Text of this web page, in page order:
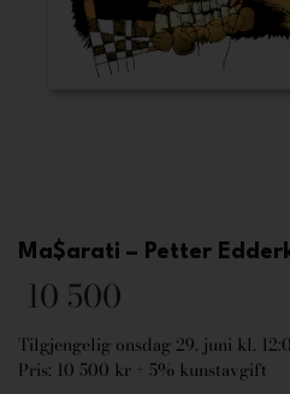
Ma$arati – Petter
10 500
Tilgjengelig onsdag 29. juni kl.
Pris: 10 500 kr + 5% kunstavgift